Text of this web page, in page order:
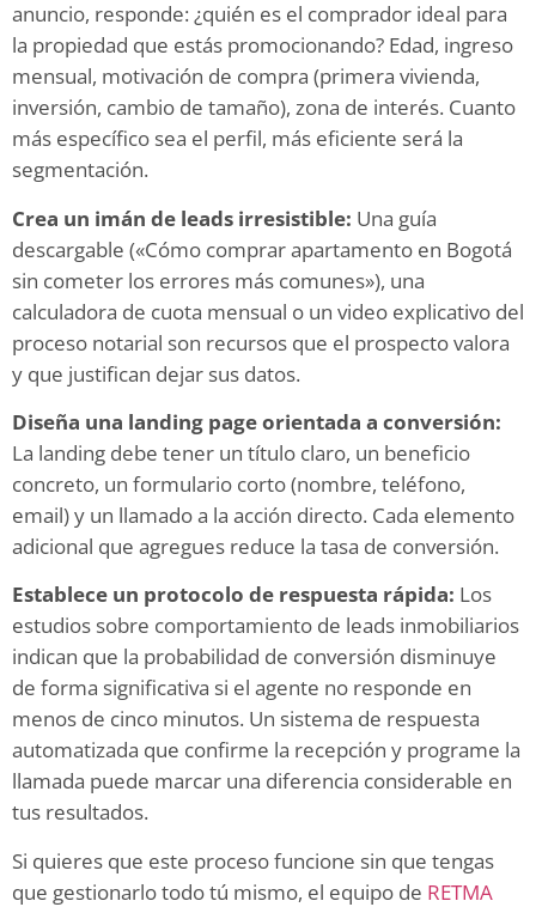
anuncio, responde: ¿quién es el comprador ideal para
la propiedad que estás promocionando? Edad, ingreso
mensual, motivación de compra (primera vivienda,
inversión, cambio de tamaño), zona de interés. Cuanto
más específico sea el perfil, más eficiente será la
segmentación.
Crea un imán de leads irresistible: Una guía
descargable («Cómo comprar apartamento en Bogotá
sin cometer los errores más comunes»), una
calculadora de cuota mensual o un video explicativo del
proceso notarial son recursos que el prospecto valora
y que justifican dejar sus datos.
Diseña una landing page orientada a conversión:
La landing debe tener un título claro, un beneficio
concreto, un formulario corto (nombre, teléfono,
email) y un llamado a la acción directo. Cada elemento
adicional que agregues reduce la tasa de conversión.
Establece un protocolo de respuesta rápida: Los
estudios sobre comportamiento de leads inmobiliarios
indican que la probabilidad de conversión disminuye
de forma significativa si el agente no responde en
menos de cinco minutos. Un sistema de respuesta
automatizada que confirme la recepción y programe la
llamada puede marcar una diferencia considerable en
tus resultados.
Si quieres que este proceso funcione sin que tengas
que gestionarlo todo tú mismo, el equipo de RETMA